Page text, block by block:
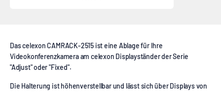
Das celexon CAMRACK-2515 ist eine Ablage für Ihre
Videokonferenzkamera am celexon Displayständer der Serie
"Adjust" oder "Fixed".
Die Halterung ist höhenverstellbar und lässt sich über Displays von